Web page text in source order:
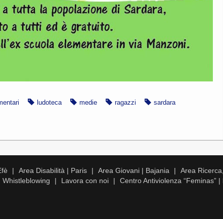
ludoteca medie ragazzi sardara
Area Disabilità | Paris Area Giovani | Bajania
Area
Whistleblowing Lavora con noi Centro Antiviolenza “Feminas”